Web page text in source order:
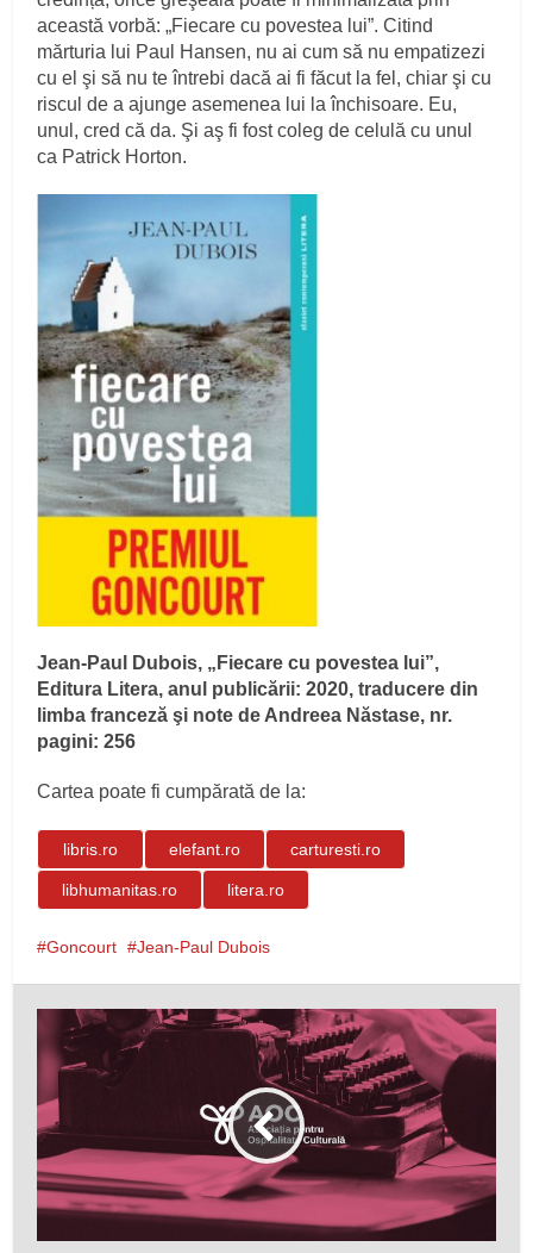
această vorbă: „Fiecare cu povestea lui”. Citind
mărturia lui Paul Hansen, nu ai cum să nu empatizezi
cu el şi să nu te întrebi dacă ai fi făcut la fel, chiar şi cu
riscul de a ajunge asemenea lui la închisoare. Eu,
unul, cred că da. Şi aş fi fost coleg de celulă cu unul
ca Patrick Horton.
Jean-Paul Dubois, „Fiecare cu povestea lui”,
Editura Litera, anul publicării: 2020, traducere din
limba franceză şi note de Andreea Năstase, nr.
pagini: 256
Cartea poate fi cumpărată de la:
libris.ro elefant.ro carturesti.ro
libhumanitas.ro litera.ro
Goncourt Jean-Paul Dubois